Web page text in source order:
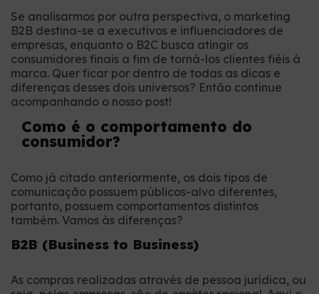
Se analisarmos por outra perspectiva, o marketing
B2B destina-se a executivos e influenciadores de
empresas, enquanto o B2C busca atingir os
consumidores finais a fim de torná-los clientes fiéis à
marca. Quer ficar por dentro de todas as dicas e
diferenças desses dois universos? Então continue
acompanhando o nosso post!
Como é o comportamento do
consumidor?
Como já citado anteriormente, os dois tipos de
comunicação possuem públicos-alvo diferentes,
portanto, possuem comportamentos distintos
também. Vamos às diferenças?
B2B (Business to Business)
As compras realizadas através de pessoa jurídica, ou